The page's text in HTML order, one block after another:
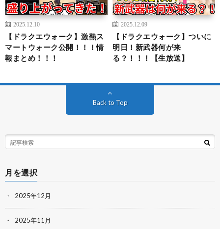
2025.12.10
【ドラクエウォーク】激熱ス
マートウォーク公開！！！情
報まとめ！！！
2025.12.09
【ドラクエウォーク】ついに
明日！新武器何が来
る？！！！【生放送】
Back to Top
月を選択
2025年12月
2025年11月